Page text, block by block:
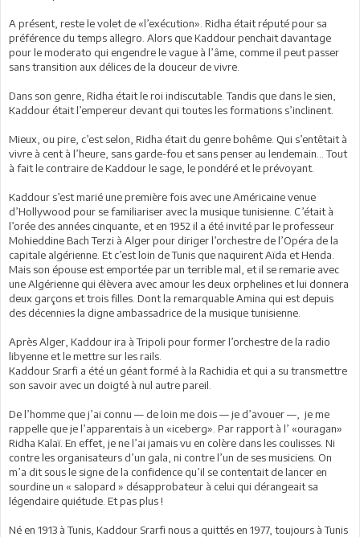
A présent, reste le volet de «l’exécution». Ridha était réputé pour sa
préférence du temps allegro. Alors que Kaddour penchait davantage
pour le moderato qui engendre le vague à l’âme, comme il peut passer
sans transition aux délices de la douceur de vivre.
Dans son genre, Ridha était le roi indiscutable. Tandis que dans le sien,
Kaddour était l’empereur devant qui toutes les formations s’inclinent.
Mieux, ou pire, c’est selon, Ridha était du genre bohême. Qui s’entêtait à
vivre à cent à l’heure, sans garde-fou et sans penser au lendemain… Tout
à fait le contraire de Kaddour le sage, le pondéré et le prévoyant.
Kaddour s’est marié une première fois avec une Américaine venue
d’Hollywood pour se familiariser avec la musique tunisienne. C’était à
l’orée des années cinquante, et en 1952 il a été invité par le professeur
Mohieddine Bach Terzi à Alger pour diriger l’orchestre de l’Opéra de la
capitale algérienne. Et c’est loin de Tunis que naquirent Aïda et Henda.
Mais son épouse est emportée par un terrible mal, et il se remarie avec
une Algérienne qui élèvera avec amour les deux orphelines et lui donnera
deux garçons et trois filles. Dont la remarquable Amina qui est depuis
des décennies la digne ambassadrice de la musique tunisienne.
Après Alger, Kaddour ira à Tripoli pour former l’orchestre de la radio
libyenne et le mettre sur les rails.
Kaddour Srarfi a été un géant formé à la Rachidia et qui a su transmettre
son savoir avec un doigté à nul autre pareil.
De l’homme que j’ai connu — de loin me dois — je d’avouer —, je me
rappelle que je l’apparentais à un «iceberg». Par rapport à l’ «ouragan»
Ridha Kalaï. En effet, je ne l’ai jamais vu en colère dans les coulisses. Ni
contre les organisateurs d’un gala, ni contre l’un de ses musiciens. On
m’a dit sous le signe de la confidence qu’il se contentait de lancer en
sourdine un « salopard » désapprobateur à celui qui dérangeait sa
légendaire quiétude. Et pas plus !
Né en 1913 à Tunis, Kaddour Srarfi nous a quittés en 1977, toujours à Tunis